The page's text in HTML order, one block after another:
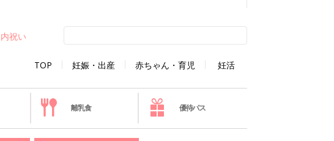
TOP 妊娠・出産 赤ちゃん・育児 妊活
内祝い
離乳食 優待パス